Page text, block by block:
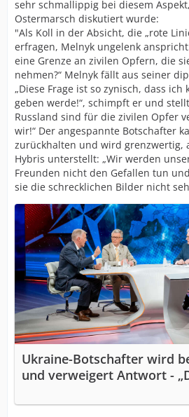
sehr schmallippig bei diesem
Ostermarsch diskutiert wurde:
"Als Koll in der Absicht, die „rote
erfragen, Melnyk ungelenk
eine Grenze an zivilen Opfern, die
nehmen?“ Melnyk fällt aus seiner
„Diese Frage ist so zynisch, dass
geben werde!“, schimpft er und
Russland sind für die zivilen Opfer
wir!“ Der angespannte Botschafter
zurückhalten und wird grenzwertig,
Hybris unterstellt: „Wir werden
Freunden nicht den Gefallen tun
sie die schrecklichen Bilder nicht
Ukraine-Botschafter wird
und verweigert Antwort -